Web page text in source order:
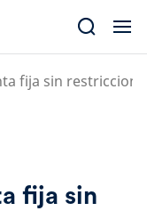
fija sin
fija sin